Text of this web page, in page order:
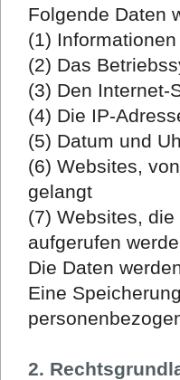
Folgende Daten
(1)
(2) Das
(3) Den Internet-
(4) Die IP-
(5) Datum und
(6) Websites,
gelangt
(7) Websites,
aufgerufen
Die Daten
Eine
2.